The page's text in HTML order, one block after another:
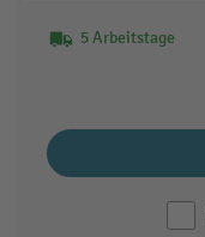
5 Arbeitstage